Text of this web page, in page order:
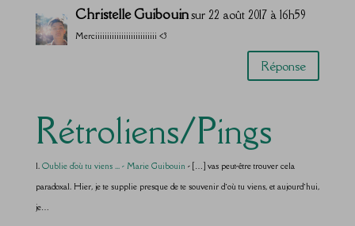
Christelle Guibouinsur 22 août 2017 à 16h59
Merciiiiiiiiiiiiiiiiiiiiiiiiii <3
Réponse
Rétroliens/Pings
Oublie d'où tu viens ... - Marie Guibouin - […] vas peut-être trouver cela
paradoxal. Hier, je te supplie presque de te souvenir d’où tu viens, et aujourd’hui,
je…